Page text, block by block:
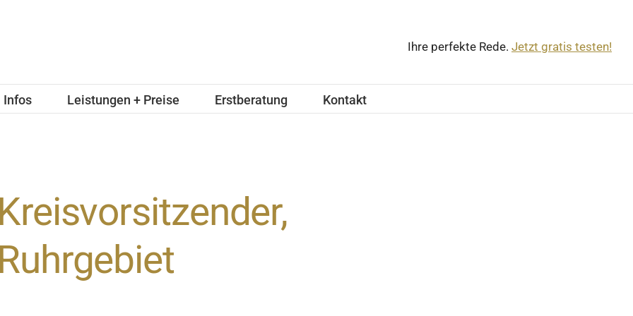
Ihre perfekte Rede. Jetzt gratis testen!
Infos Leistungen + Preise Erstberatung Kontakt
Kreisvorsitzender,
Ruhrgebiet